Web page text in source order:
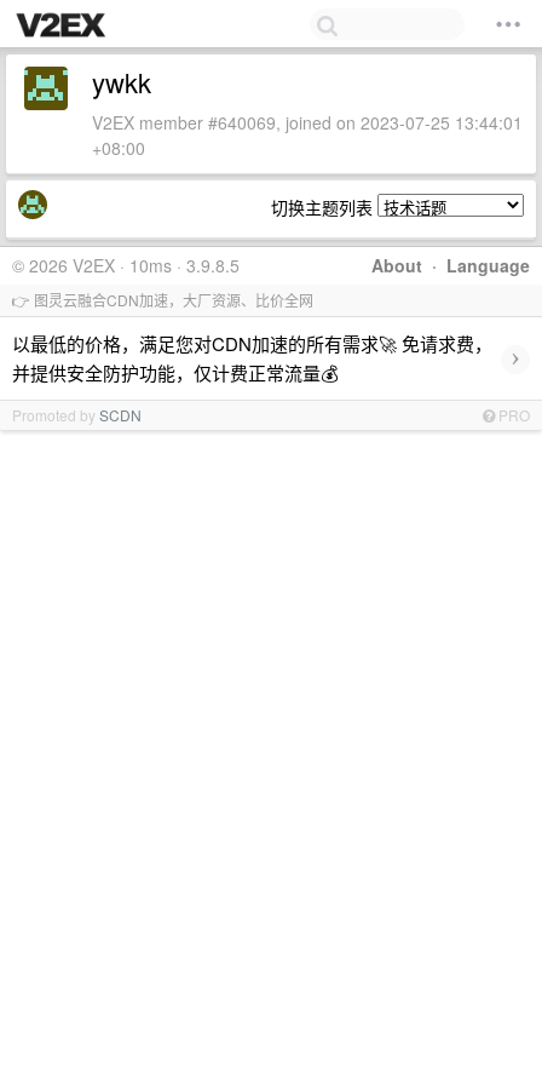
ywkk
V2EX member #640069, joined on 2023-07-25 13:44:01
+08:00
切换主题列表
About · Language
© 2026 V2EX · 10ms · 3.9.8.5
👉 图灵云融合CDN加速，大厂资源、比价全网
以最低的价格，满足您对CDN加速的所有需求🚀 免请求费，
并提供安全防护功能，仅计费正常流量💰
›
Promoted bySCDN PRO